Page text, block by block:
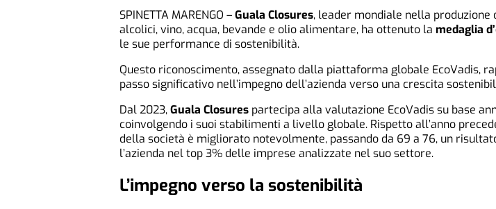
SPINETTA MARENGO –Guala Closures, leader mondiale nella produzione
alcolici, vino, acqua, bevande e olio alimentare, ha ottenuto la medaglia
le sue performance di sostenibilità.
Questo riconoscimento, assegnato dalla piattaforma globale EcoVadis,
passo significativo nell’impegno dell’azienda verso una crescita
Dal 2023,Guala Closures partecipa alla valutazione EcoVadis su base
coinvolgendo i suoi stabilimenti a livello globale. Rispetto all’anno
della società è migliorato notevolmente, passando da 69 a 76, un
l’azienda nel top 3% delle imprese analizzate nel suo settore.
L’impegno verso la sostenibilità